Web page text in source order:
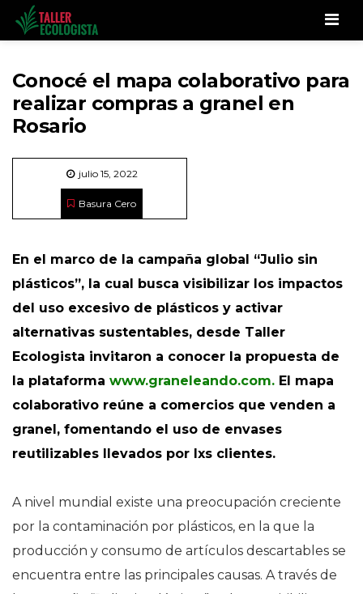
Conocé el mapa colaborativo para
realizar compras a granel en
Rosario
julio 15, 2022
Basura Cero
En el marco de la campaña global “Julio sin
plásticos”, la cual busca visibilizar los impactos
del uso excesivo de plásticos y activar
alternativas sustentables, desde Taller
Ecologista invitaron a conocer la propuesta de
la plataforma www.graneleando.com. El mapa
colaborativo reúne a comercios que venden a
granel, fomentando el uso de envases
reutilizables llevados por lxs clientes.
A nivel mundial existe una preocupación creciente
por la contaminación por plásticos, en la que la
producción y consumo de artículos descartables se
encuentra entre las principales causas. A través de